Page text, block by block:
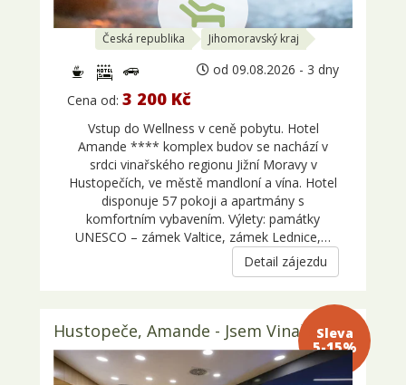
Česká republika Jihomoravský kraj
od 09.08.2026 - 3 dny
Cena od: 3 200 Kč
Vstup do Wellness v ceně pobytu. Hotel
Amande **** komplex budov se nachází v
srdci vinařského regionu Jižní Moravy v
Hustopečích, ve městě mandloní a vína. Hotel
disponuje 57 pokoji a apartmány s
komfortním vybavením. Výlety: památky
UNESCO – zámek Valtice, zámek Lednice,…
Detail zájezdu
Sleva 5-
15%
Hustopeče, Amande - Jsem Vinař